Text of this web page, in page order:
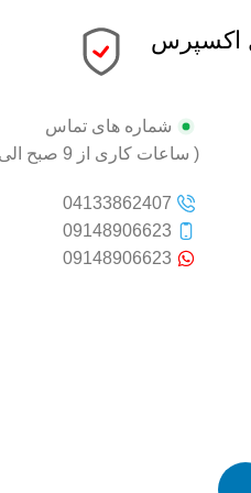
اکسپرس
شماره های تماس
( ساعات کاری از 9 صبح الی 18 )
04133862407
09148906623
09148906623